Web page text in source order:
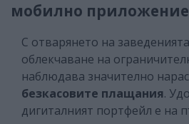
мобилно приложение
С отварянето на
облекчаване на
наблюдава значително
безкасовите плащания.
дигиталният портфейл е на